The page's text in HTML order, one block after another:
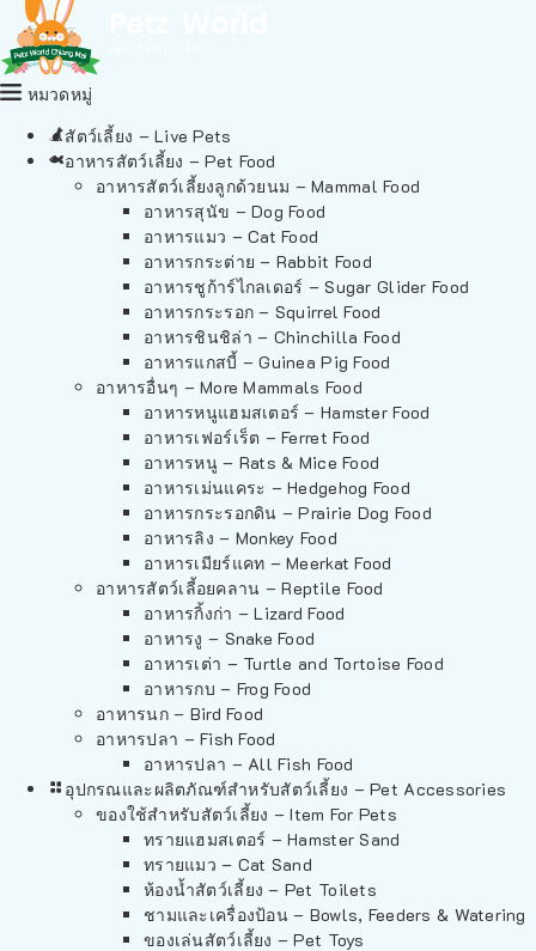
หมวดหมู่
สัตว์เลี้ยง – Live Pets
อาหารสัตว์เลี้ยง – Pet Food
อาหารสัตว์เลี้ยงลูกด้วยนม – Mammal Food
อาหารสุนัข – Dog Food
อาหารแมว – Cat Food
อาหารกระต่าย – Rabbit Food
อาหารชูก้าร์ไกลเดอร์ – Sugar Glider Food
อาหารกระรอก – Squirrel Food
อาหารชินชิล่า – Chinchilla Food
อาหารแกสบี้ – Guinea Pig Food
อาหารอื่นๆ – More Mammals Food
อาหารหนูแฮมสเตอร์ – Hamster Food
อาหารเฟอร์เร็ต – Ferret Food
อาหารหนู – Rats & Mice Food
อาหารเม่นแคระ – Hedgehog Food
อาหารกระรอกดิน – Prairie Dog Food
อาหารลิง – Monkey Food
อาหารเมียร์แคท – Meerkat Food
อาหารสัตว์เลี้อยคลาน – Reptile Food
อาหารกิ้งก่า – Lizard Food
อาหารงู – Snake Food
อาหารเต่า – Turtle and Tortoise Food
อาหารกบ – Frog Food
อาหารนก – Bird Food
อาหารปลา – Fish Food
อาหารปลา – All Fish Food
อุปกรณและผลิตภัณฑ์สำหรับสัตว์เลี้ยง – Pet Accessories
ของใช้สำหรับสัตว์เลี้ยง – Item For Pets
ทรายแฮมสเตอร์ – Hamster Sand
ทรายแมว – Cat Sand
ห้องน้ำสัตว์เลี้ยง – Pet Toilets
ชามและเครื่องป้อน – Bowls, Feeders & Watering
ของเล่นสัตว์เลี้ยง – Pet Toys